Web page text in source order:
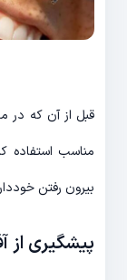
قبل از آن که در
مناسب استفاده
بیرون رفتن
پیشگیری از